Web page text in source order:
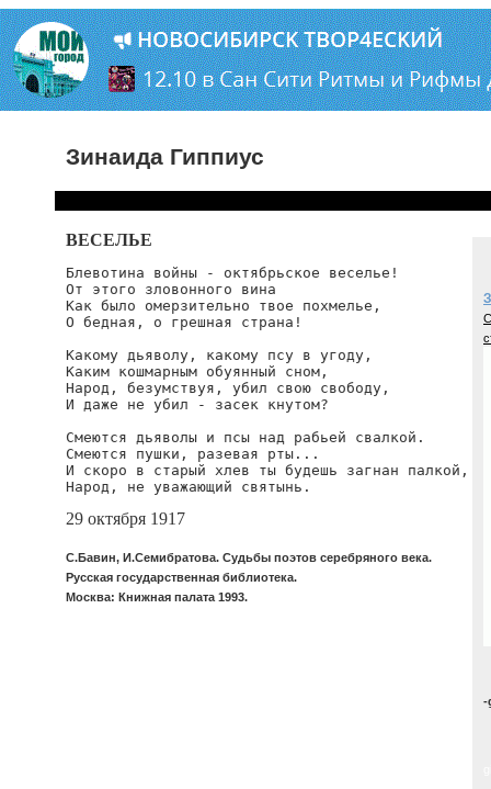
Зинаида Гиппиус
ВЕСЕЛЬЕ
Блевотина войны - октябрьское веселье!
От этого зловонного вина
Как было омерзительно твое похмелье,
О бедная, о грешная страна!
Какому дьяволу, какому псу в угоду,
Каким кошмарным обуянный сном,
Народ, безумствуя, убил свою свободу,
И даже не убил - засек кнутом?
Смеются дьяволы и псы над рабьей свалкой.
Смеются пушки, разевая рты...
И скоро в старый хлев ты будешь загнан палкой,
Народ, не уважающий святынь.
29 октября 1917
С.Бавин, И.Семибратова. Судьбы поэтов серебряного века.
Русская государственная библиотека.
Москва: Книжная палата 1993.
-